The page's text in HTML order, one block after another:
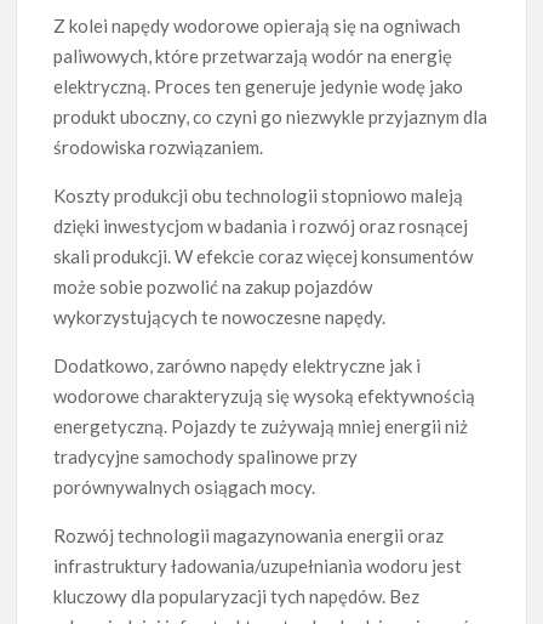
Z kolei napędy wodorowe opierają się na ogniwach
paliwowych, które przetwarzają wodór na energię
elektryczną. Proces ten generuje jedynie wodę jako
produkt uboczny, co czyni go niezwykle przyjaznym dla
środowiska rozwiązaniem.
Koszty produkcji obu technologii stopniowo maleją
dzięki inwestycjom w badania i rozwój oraz rosnącej
skali produkcji. W efekcie coraz więcej konsumentów
może sobie pozwolić na zakup pojazdów
wykorzystujących te nowoczesne napędy.
Dodatkowo, zarówno napędy elektryczne jak i
wodorowe charakteryzują się wysoką efektywnością
energetyczną. Pojazdy te zużywają mniej energii niż
tradycyjne samochody spalinowe przy
porównywalnych osiągach mocy.
Rozwój technologii magazynowania energii oraz
infrastruktury ładowania/uzupełniania wodoru jest
kluczowy dla popularyzacji tych napędów. Bez